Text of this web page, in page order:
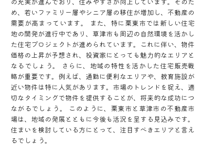
め、若いファミリー層やシニア層の移住が増加し、不動産の
需要が高まっています。 また、特に栗東市では新しい住宅
地の開発が進行中であり、草津市も周辺の自然環境を活かし
た住宅プロジェクトが進められています。これに伴い、物件
価格の上昇が予想され、投資家にとっても魅力的なエリアと
なるでしょう。 さらに、地域の特性を活かした住宅販売戦
略が重要です。例えば、通勤に便利なエリアや、教育施設が
近い物件は特に人気があります。市場のトレンドを捉え、適
切なタイミングで物件を提供することが、将来的な成功につ
ながるでしょう。 このように、栗東市と草津市の不動産市
場は、地域の発展とともに今後も活況を呈する見込みです。
住まいを検討している方にとって、注目すべきエリアと言え
るでしょう。